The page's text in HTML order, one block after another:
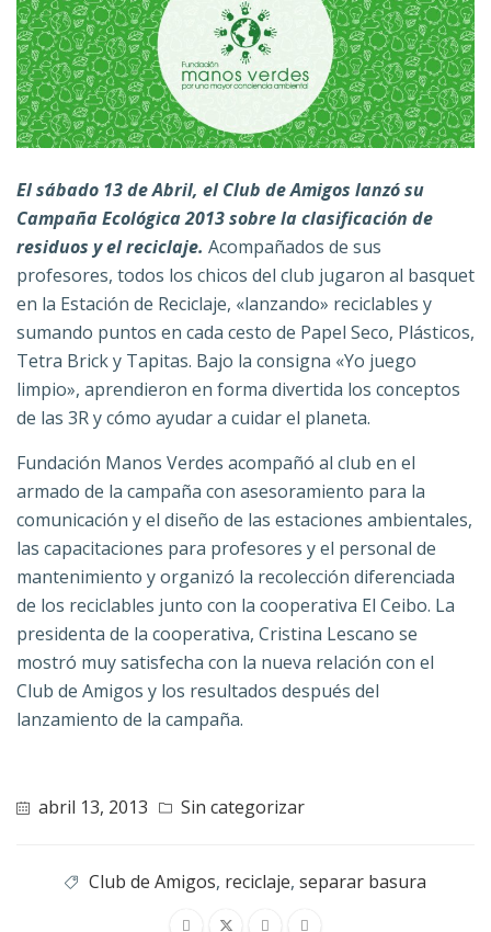
El sábado 13 de Abril, el Club de Amigos lanzó su
Campaña Ecológica 2013 sobre la clasificación de
residuos y el reciclaje. Acompañados de sus
profesores, todos los chicos del club jugaron al basquet
en la Estación de Reciclaje, «lanzando» reciclables y
sumando puntos en cada cesto de Papel Seco, Plásticos,
Tetra Brick y Tapitas. Bajo la consigna «Yo juego
limpio», aprendieron en forma divertida los conceptos
de las 3R y cómo ayudar a cuidar el planeta.
Fundación Manos Verdes acompañó al club en el
armado de la campaña con asesoramiento para la
comunicación y el diseño de las estaciones ambientales,
las capacitaciones para profesores y el personal de
mantenimiento y organizó la recolección diferenciada
de los reciclables junto con la cooperativa El Ceibo. La
presidenta de la cooperativa, Cristina Lescano se
mostró muy satisfecha con la nueva relación con el
Club de Amigos y los resultados después del
lanzamiento de la campaña.
abril 13, 2013 Sin categorizar
Club de Amigos, reciclaje, separar basura